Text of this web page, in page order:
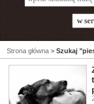
Strona główna > Szukaj